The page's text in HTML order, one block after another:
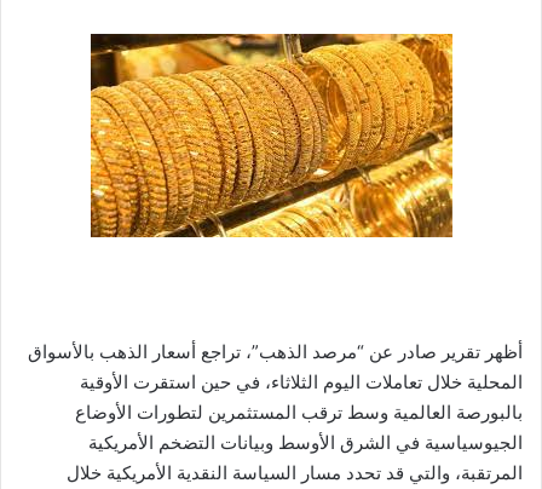
أظهر تقرير صادر عن “مرصد الذهب”، تراجع أسعار الذهب بالأسواق
المحلية خلال تعاملات اليوم الثلاثاء، في حين استقرت الأوقية
بالبورصة العالمية وسط ترقب المستثمرين لتطورات الأوضاع
الجيوسياسية في الشرق الأوسط وبيانات التضخم الأمريكية
المرتقبة، والتي قد تحدد مسار السياسة النقدية الأمريكية خلال